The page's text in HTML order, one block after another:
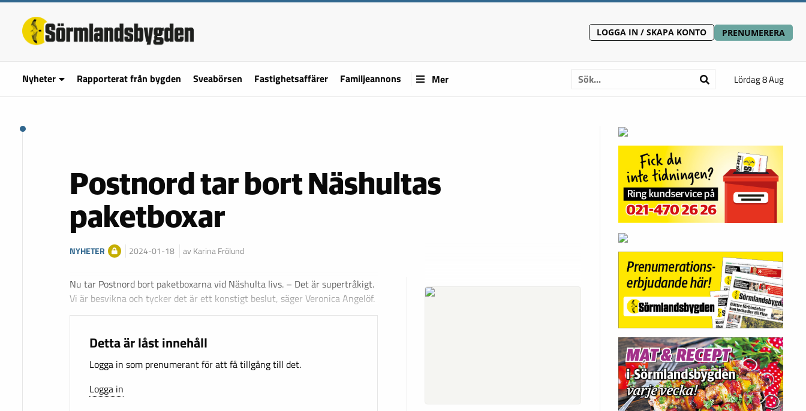
LOGGA IN / SKAPA KONTO PRENUMERERA
Nyheter Rapporterat från bygden Sveabörsen Fastighetsaffärer Familjeannons Mer Lördag 8 Aug
Postnord tar bort Näshultas
paketboxar
NYHETER 2024-01-18 av Karina Frölund
Nu tar Postnord bort paketboxarna vid Näshulta livs. – Det är supertråkigt.
Vi är besvikna och tycker det är ett konstigt beslut, säger Veronica Angelöf.
Detta är låst innehåll
Logga in som prenumerant för att få tillgång till det.
Logga in